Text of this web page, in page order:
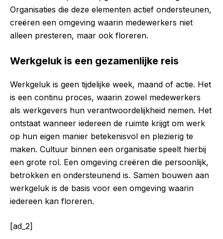
Organisaties die deze elementen actief ondersteunen,
creëren een omgeving waarin medewerkers niet
alleen presteren, maar ook floreren.
Werkgeluk is een gezamenlijke reis
Werkgeluk is geen tijdelijke week, maand of actie. Het
is een continu proces, waarin zowel medewerkers
als werkgevers hun verantwoordelijkheid nemen. Het
ontstaat wanneer iedereen de ruimte krijgt om werk
op hun eigen manier betekenisvol en plezierig te
maken. Cultuur binnen een organisatie speelt hierbij
een grote rol. Een omgeving creëren die persoonlijk,
betrokken en ondersteunend is. Samen bouwen aan
werkgeluk is de basis voor een omgeving waarin
iedereen kan floreren.
[ad_2]